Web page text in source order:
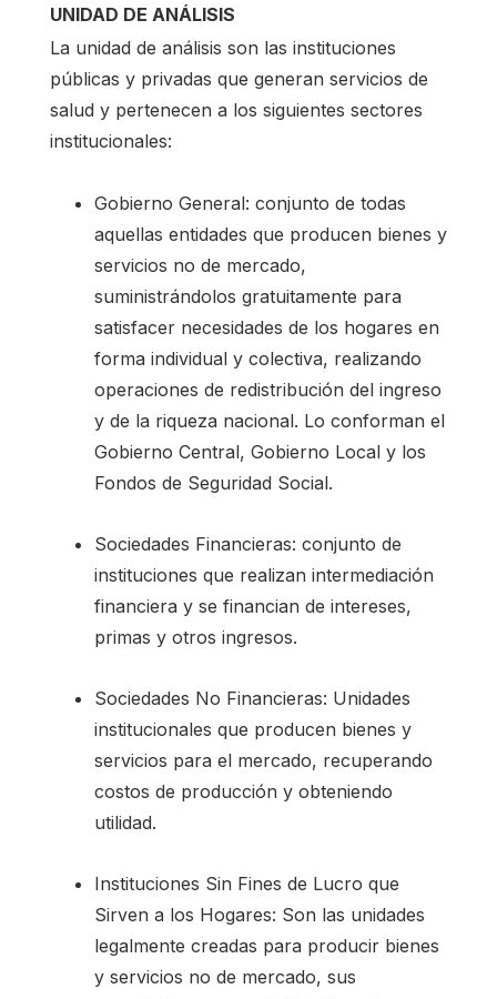
UNIDAD DE ANÁLISIS
La unidad de análisis son las instituciones
públicas y privadas que generan servicios de
salud y pertenecen a los siguientes sectores
institucionales:
Gobierno General: conjunto de todas
aquellas entidades que producen bienes y
servicios no de mercado,
suministrándolos gratuitamente para
satisfacer necesidades de los hogares en
forma individual y colectiva, realizando
operaciones de redistribución del ingreso
y de la riqueza nacional. Lo conforman el
Gobierno Central, Gobierno Local y los
Fondos de Seguridad Social.
Sociedades Financieras: conjunto de
instituciones que realizan intermediación
financiera y se financian de intereses,
primas y otros ingresos.
Sociedades No Financieras: Unidades
institucionales que producen bienes y
servicios para el mercado, recuperando
costos de producción y obteniendo
utilidad.
Instituciones Sin Fines de Lucro que
Sirven a los Hogares: Son las unidades
legalmente creadas para producir bienes
y servicios no de mercado, sus